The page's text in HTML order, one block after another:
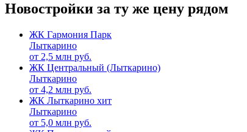
Новостройки за ту же цену рядом
ЖК Гармония Парк
Лыткарино
от 2,5 млн руб.
ЖК Центральный (Лыткарино)
Лыткарино
от 4,2 млн руб.
ЖК Лыткарино хит
Лыткарино
от 5,0 млн руб.